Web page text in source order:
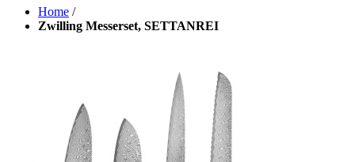
Home /
Zwilling Messerset, SETTANREI